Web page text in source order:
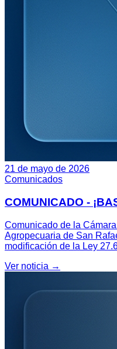
21 de mayo de 2026
Comunicados
COMUNICADO -
Comunicado de la
Agropecuaria de San
modificación de la Ley
Ver noticia →